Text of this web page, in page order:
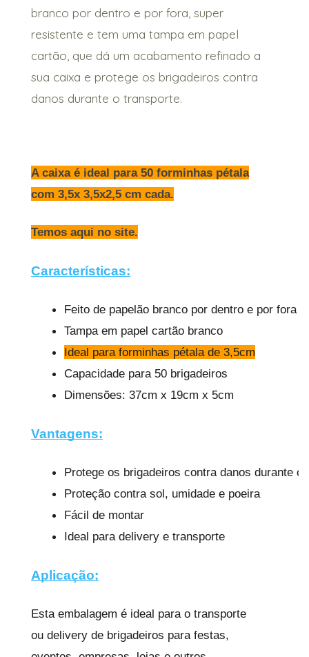
branco por dentro e por fora, super
resistente e tem uma tampa em papel
cartão, que dá um acabamento refinado a
sua caixa e protege os brigadeiros contra
danos durante o transporte.
A caixa é ideal para 50 forminhas pétala
com 3,5x 3,5x2,5 cm cada.
Temos aqui no site.
Características:
Feito de papelão branco por dentro e por fora
Tampa em papel cartão branco
Ideal para forminhas pétala de 3,5cm
Capacidade para 50 brigadeiros
Dimensões: 37cm x 19cm x 5cm
Vantagens:
Protege os brigadeiros contra danos durante o
Proteção contra sol, umidade e poeira
Fácil de montar
Ideal para delivery e transporte
Aplicação:
Esta embalagem é ideal para o transporte
ou delivery de brigadeiros para festas,